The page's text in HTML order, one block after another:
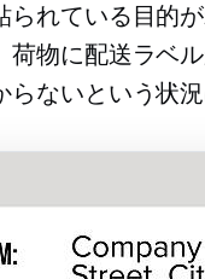
られている目的
荷物に配送ラベ
らないという状